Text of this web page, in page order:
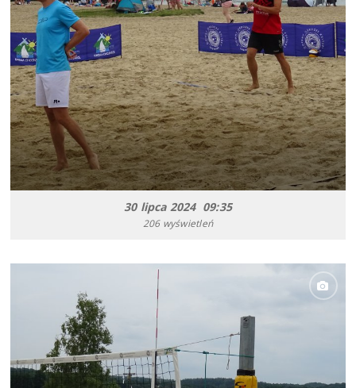
30 lipca 2024 09:35
206 wyświetleń